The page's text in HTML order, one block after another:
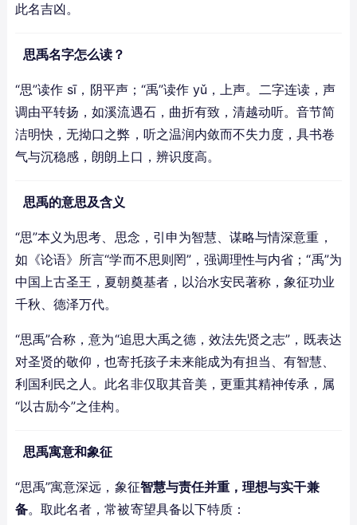
此名吉凶。
思禹名字怎么读？
“思”读作 sī，阴平声；“禹”读作 yǔ，上声。二字连读，声
调由平转扬，如溪流遇石，曲折有致，清越动听。音节简
洁明快，无拗口之弊，听之温润内敛而不失力度，具书卷
气与沉稳感，朗朗上口，辨识度高。
思禹的意思及含义
“思”本义为思考、思念，引申为智慧、谋略与情深意重，
如《论语》所言“学而不思则罔”，强调理性与内省；“禹”为
中国上古圣王，夏朝奠基者，以治水安民著称，象征功业
千秋、德泽万代。
“思禹”合称，意为“追思大禹之德，效法先贤之志”，既表达
对圣贤的敬仰，也寄托孩子未来能成为有担当、有智慧、
利国利民之人。此名非仅取其音美，更重其精神传承，属
“以古励今”之佳构。
思禹寓意和象征
“思禹”寓意深远，象征智慧与责任并重，理想与实干兼
备。取此名者，常被寄望具备以下特质：